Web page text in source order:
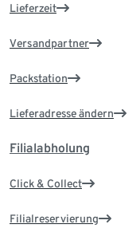
Lieferzeit
Versandpartner
Packstation
Lieferadresse ändern
Filialabholung
Click & Collect
Filialreservierung